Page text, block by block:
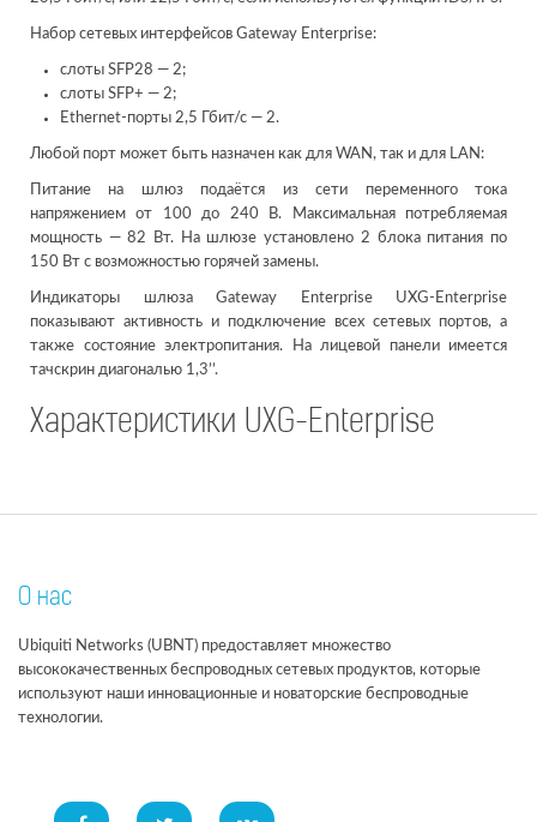
Набор сетевых интерфейсов Gateway Enterprise:
слоты SFP28 — 2;
слоты SFP+ — 2;
Ethernet-порты 2,5 Гбит/с — 2.
Любой порт может быть назначен как для WAN, так и для LAN:
Питание на шлюз подаётся из сети переменного тока
напряжением от 100 до 240 В. Максимальная потребляемая
мощность — 82 Вт. На шлюзе установлено 2 блока питания по
150 Вт с возможностью горячей замены.
Индикаторы шлюза Gateway Enterprise UXG-Enterprise
показывают активность и подключение всех сетевых портов, а
также состояние электропитания. На лицевой панели имеется
тачскрин диагональю 1,3’’.
Характеристики UXG-Enterprise
О нас
Ubiquiti Networks (UBNT) предоставляет множество
высококачественных беспроводных сетевых продуктов, которые
используют наши инновационные и новаторские беспроводные
технологии.